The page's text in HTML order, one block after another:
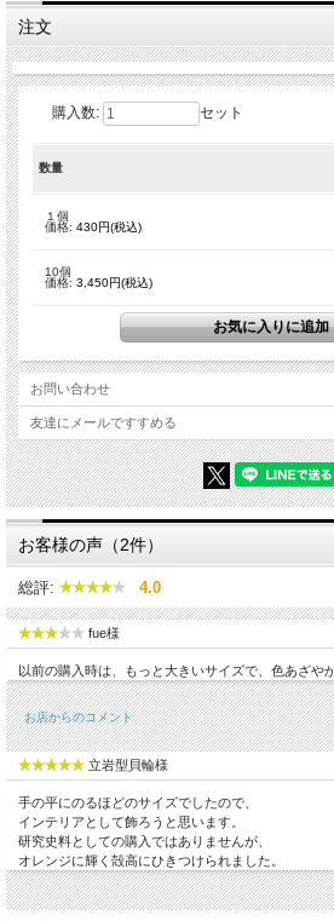
注文
購入数: セット
数量
１個
価格: 430円(税込)
10個
価格: 3,450円(税込)
お問い合わせ
友達にメールですすめる
お客様の声（2件）
総評: 4.0
fue様
以前の購入時は、もっと大きいサイズで、色あざや
お店からのコメント
立岩型貝輪様
手の平にのるほどのサイズでしたので、
インテリアとして飾ろうと思います。
研究史料としての購入ではありませんが、
オレンジに輝く殻高にひきつけられました。